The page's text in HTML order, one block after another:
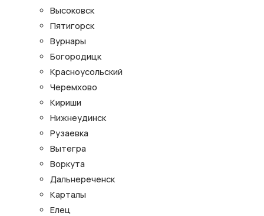
Высоковск
Пятигорск
Вурнары
Богородицк
Красноусольский
Черемхово
Кириши
Нижнеудинск
Рузаевка
Вытегра
Воркута
Дальнереченск
Карталы
Елец